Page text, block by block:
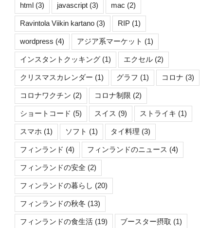
html (3) javascript (3) mac (2)
Ravintola Viikin kartano (3) RIP (1)
wordpress (4) アジア系マーケット (1)
インスタントクッキング (1) エクセル (2)
クリスマスカレンダー (1) グラフ (1) コロナ (3)
コロナワクチン (2) コロナ制限 (2)
ショートコード (5) スイス (9) ストライキ (1)
スマホ (1) ソフト (1) タイ料理 (3)
フィンランド (4) フィンランドのニュース (4)
フィンランドの安全 (2)
フィンランドの暮らし (20)
フィンランドの秋冬 (13)
フィンランドの食生活 (19) ブースター摂取 (1)